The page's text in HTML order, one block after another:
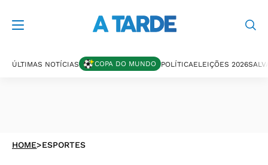
ÚLTIMAS NOTÍCIAS COPA DO MUNDO POLÍTICAELEIÇÕES 2026
HOME>ESPORTES